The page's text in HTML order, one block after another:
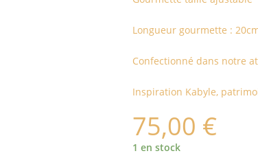
Longueur gourmette :
Confectionné dans notre
Inspiration Kabyle,
75,00 €
1 en stock